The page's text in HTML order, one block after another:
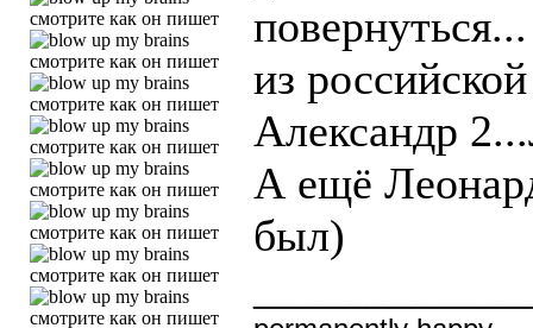
повернуться...
из
Александр
А ещё
был)